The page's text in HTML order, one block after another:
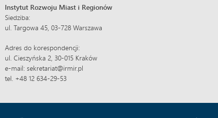
Instytut Rozwoju Miast i Regionów
Siedziba:
ul. Targowa 45, 03-728 Warszawa
Adres do korespondencji:
ul. Cieszyńska 2, 30-015 Kraków
e-mail: sekretariat@irmir.pl
tel. +48 12 634-29-53